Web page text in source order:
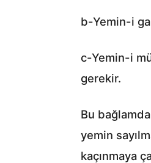
b-Yemin-i
c-Yemin-i
gerekir.
Bu
yemin
kaçınmaya